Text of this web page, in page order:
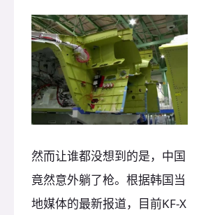
然而让谁都没想到的是，中国
竟然意外躺了枪。根据韩国当
地媒体的最新报道，目前KF-X